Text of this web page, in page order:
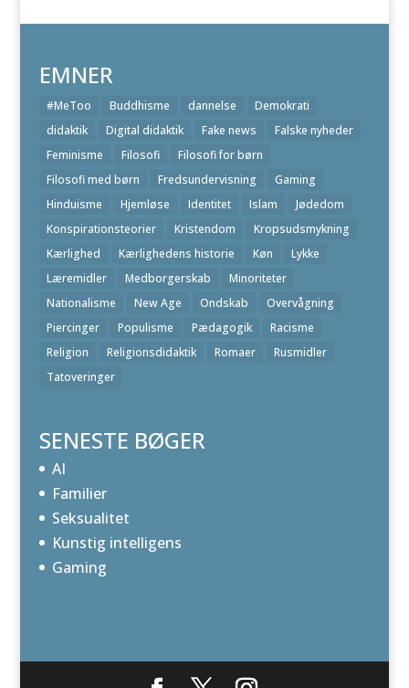
EMNER
#MeToo Buddhisme dannelse
Demokrati
didaktik
Digital didaktik Fake news
Falske nyheder
Feminisme
Filosofi
Filosofi for børn
Filosofi med børn
Fredsundervisning
Gaming
Hinduisme
Hjemløse Identitet Islam
Jødedom
Konspirationsteorier
Kristendom
Kropsudsmykning
Kærlighed
Kærlighedens historie Køn
Lykke
Læremidler
Medborgerskab
Minoriteter
Nationalisme
New Age Ondskab
Overvågning
Piercinger
Populisme Pædagogik
Racisme
Religion
Religionsdidaktik Romaer
Rusmidler
Tatoveringer
SENESTE BØGER
AI
Familier
Seksualitet
Kunstig intelligens
Gaming